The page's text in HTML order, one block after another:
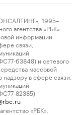
1995–
агентства «РБК»
информации
связи,
63848) и сетевого
массовой
в сфере связи,
82385)
«РБК».